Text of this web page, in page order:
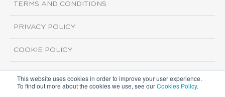
This website uses cookies in order to improve your user experience.
To find out more about the cookies we use, see ourCookies Policy.
TERMS AND CONDITIONS
PRIVACY POLICY
COOKIE POLICY
Copyright ©2026 ISI Markets. All rights reserved.